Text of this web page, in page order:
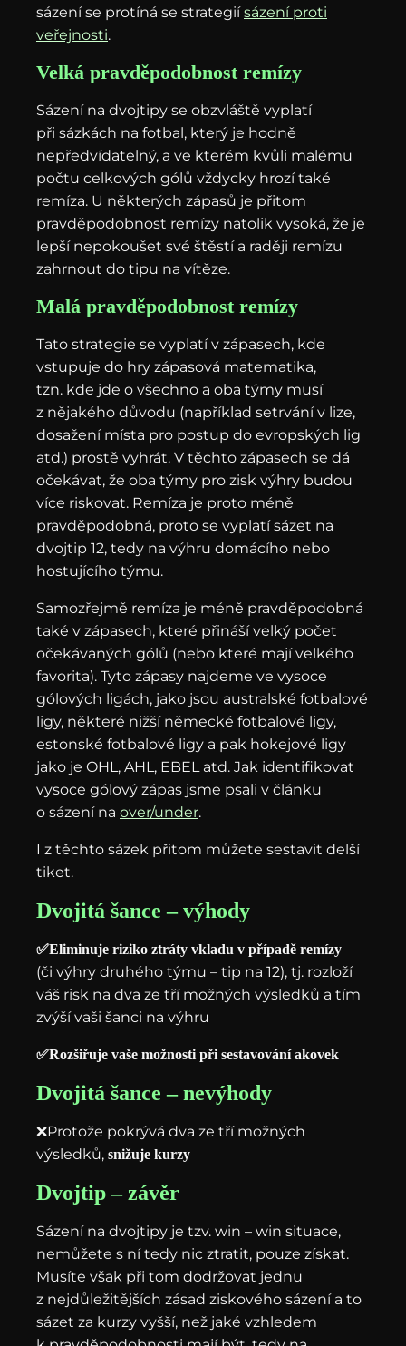
sázení se protíná se strategiísázení proti
veřejnosti.
Velká pravděpodobnost remízy
Sázení na dvojtipy se obzvláště vyplatí
při sázkách na fotbal, který je hodně
nepředvídatelný, a ve kterém kvůli malému
počtu celkových gólů vždycky hrozí také
remíza. U některých zápasů je přitom
pravděpodobnost remízy natolik vysoká, že je
lepší nepokoušet své štěstí a raději remízu
zahrnout do tipu na vítěze.
Malá pravděpodobnost remízy
Tato strategie se vyplatí v zápasech, kde
vstupuje do hry zápasová matematika,
tzn. kde jde o všechno a oba týmy musí
z nějakého důvodu (například setrvání v lize,
dosažení místa pro postup do evropských lig
atd.) prostě vyhrát. V těchto zápasech se dá
očekávat, že oba týmy pro zisk výhry budou
více riskovat. Remíza je proto méně
pravděpodobná, proto se vyplatí sázet na
dvojtip 12, tedy na výhru domácího nebo
hostujícího týmu.
Samozřejmě remíza je méně pravděpodobná
také v zápasech, které přináší velký počet
očekávaných gólů (nebo které mají velkého
favorita). Tyto zápasy najdeme ve vysoce
gólových ligách, jako jsou australské fotbalové
ligy, některé nižší německé fotbalové ligy,
estonské fotbalové ligy a pak hokejové ligy
jako je OHL, AHL, EBEL atd. Jak identifikovat
vysoce gólový zápas jsme psali v článku
o sázení na over/under.
I z těchto sázek přitom můžete sestavit delší
tiket.
Dvojitá šance – výhody
✅Eliminuje riziko ztráty vkladu v případě remízy
(či výhry druhého týmu – tip na 12), tj. rozloží
váš risk na dva ze tří možných výsledků a tím
zvýší vaši šanci na výhru
✅Rozšiřuje vaše možnosti při sestavování akovek
Dvojitá šance – nevýhody
❌Protože pokrývá dva ze tří možných
výsledků, snižuje kurzy
Dvojtip – závěr
Sázení na dvojtipy je tzv. win – win situace,
nemůžete s ní tedy nic ztratit, pouze získat.
Musíte však při tom dodržovat jednu
z nejdůležitějších zásad ziskového sázení a to
sázet za kurzy vyšší, než jaké vzhledem